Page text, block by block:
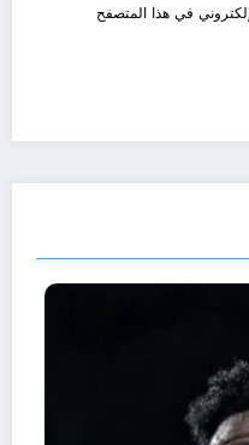
في هذا المتصفح